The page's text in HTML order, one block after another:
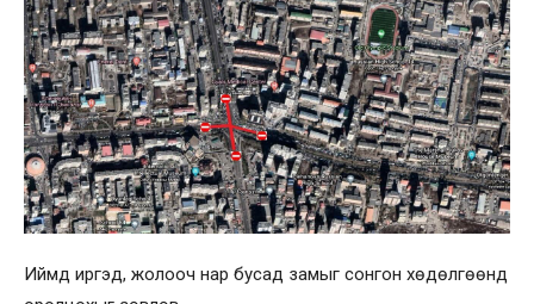
Иймд иргэд, жолооч нар бусад замыг сонгон хөдөлгөөнд